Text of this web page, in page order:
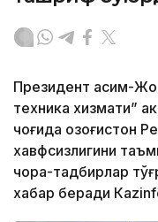
Президент Қасим-
техника хизмати”
чоғида Қозоғистон
хавфсизлигини
чора-тадбирлар
хабар беради